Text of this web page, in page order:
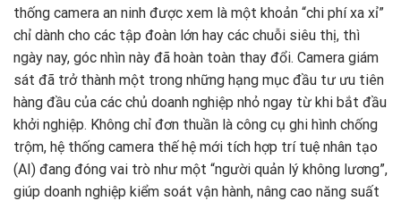
thống camera an ninh được xem là một khoản “chi phí xa xỉ”
chỉ dành cho các tập đoàn lớn hay các chuỗi siêu thị, thì
ngày nay, góc nhìn này đã hoàn toàn thay đổi. Camera giám
sát đã trở thành một trong những hạng mục đầu tư ưu tiên
hàng đầu của các chủ doanh nghiệp nhỏ ngay từ khi bắt đầu
khởi nghiệp. Không chỉ đơn thuần là công cụ ghi hình chống
trộm, hệ thống camera thế hệ mới tích hợp trí tuệ nhân tạo
(AI) đang đóng vai trò như một “người quản lý không lương”,
giúp doanh nghiệp kiểm soát vận hành, nâng cao năng suất